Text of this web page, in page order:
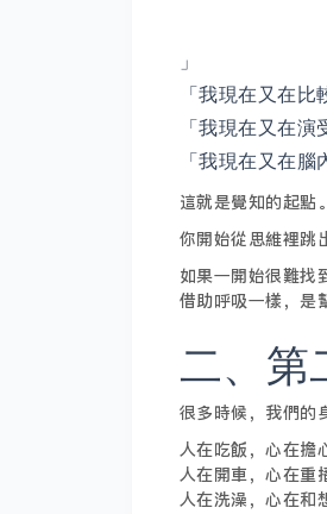
」
「我現在又在比
「我現在又在演
「我現在又在腦
這就是覺知的起點。
你開始從思維裡跳
如果一開始很難找
借助呼吸一樣，是
二、第
很多時候，我們的
人在吃飯，心在擔
人在開車，心在重
人在洗澡，心在和